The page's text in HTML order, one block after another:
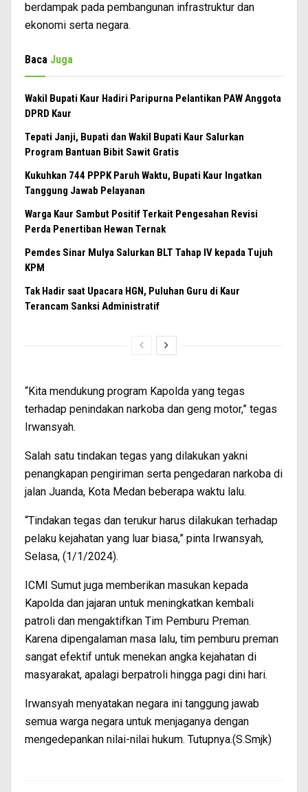
berdampak pada pembangunan infrastruktur dan
ekonomi serta negara.
Baca Juga
Wakil Bupati Kaur Hadiri Paripurna Pelantikan PAW Anggota
DPRD Kaur
Tepati Janji, Bupati dan Wakil Bupati Kaur Salurkan
Program Bantuan Bibit Sawit Gratis
Kukuhkan 744 PPPK Paruh Waktu, Bupati Kaur Ingatkan
Tanggung Jawab Pelayanan
Warga Kaur Sambut Positif Terkait Pengesahan Revisi
Perda Penertiban Hewan Ternak
Pemdes Sinar Mulya Salurkan BLT Tahap IV kepada Tujuh
KPM
Tak Hadir saat Upacara HGN, Puluhan Guru di Kaur
Terancam Sanksi Administratif
“Kita mendukung program Kapolda yang tegas
terhadap penindakan narkoba dan geng motor,” tegas
Irwansyah.
Salah satu tindakan tegas yang dilakukan yakni
penangkapan pengiriman serta pengedaran narkoba di
jalan Juanda, Kota Medan beberapa waktu lalu.
“Tindakan tegas dan terukur harus dilakukan terhadap
pelaku kejahatan yang luar biasa,” pinta Irwansyah,
Selasa, (1/1/2024).
ICMI Sumut juga memberikan masukan kepada
Kapolda dan jajaran untuk meningkatkan kembali
patroli dan mengaktifkan Tim Pemburu Preman.
Karena dipengalaman masa lalu, tim pemburu preman
sangat efektif untuk menekan angka kejahatan di
masyarakat, apalagi berpatroli hingga pagi dini hari.
Irwansyah menyatakan negara ini tanggung jawab
semua warga negara untuk menjaganya dengan
mengedepankan nilai-nilai hukum. Tutupnya.(S.Smjk)